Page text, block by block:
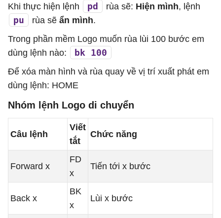
Khi thực hiện lệnh pd rùa sẽ: Hiện mình, lệnh
pu rùa sẽ ẩn mình.
Trong phần mềm Logo muốn rùa lùi 100 bước em
dùng lệnh nào:
bk 100
Để xóa màn hình và rùa quay về vị trí xuất phát em
dùng lệnh: HOME
Nhóm lệnh Logo di chuyển
Câu lệnh
Viết
tắt
Chức năng
Forward x
FD
x
Tiến tới x bước
Back x
BK
x
Lùi x bước